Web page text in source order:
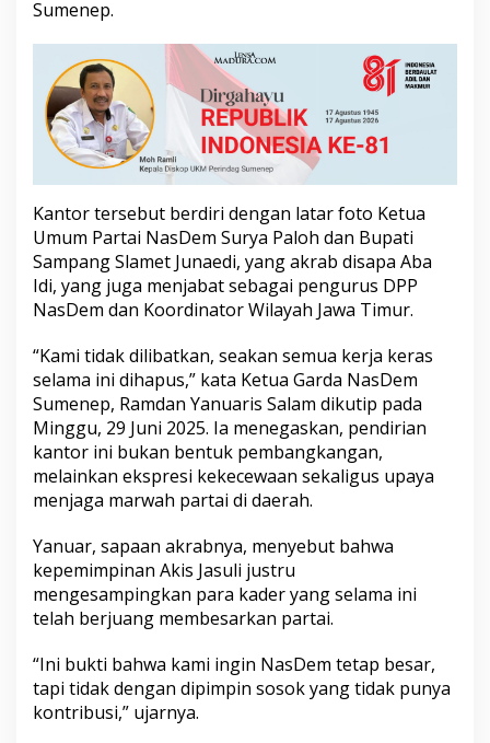
P
o
P
e
n
u
n
j
u
a
K
e
t
u
a
D
P
D
r
u
Sumenep.
Kantor tersebut berdiri dengan latar foto Ketua
Umum Partai NasDem Surya Paloh dan Bupati
Sampang Slamet Junaedi, yang akrab disapa Aba
Idi, yang juga menjabat sebagai pengurus DPP
NasDem dan Koordinator Wilayah Jawa Timur.
“Kami tidak dilibatkan, seakan semua kerja keras
selama ini dihapus,” kata Ketua Garda NasDem
Sumenep, Ramdan Yanuaris Salam dikutip pada
Minggu, 29 Juni 2025. Ia menegaskan, pendirian
kantor ini bukan bentuk pembangkangan,
melainkan ekspresi kekecewaan sekaligus upaya
menjaga marwah partai di daerah.
Yanuar, sapaan akrabnya, menyebut bahwa
kepemimpinan Akis Jasuli justru
mengesampingkan para kader yang selama ini
telah berjuang membesarkan partai.
“Ini bukti bahwa kami ingin NasDem tetap besar,
tapi tidak dengan dipimpin sosok yang tidak punya
kontribusi,” ujarnya.